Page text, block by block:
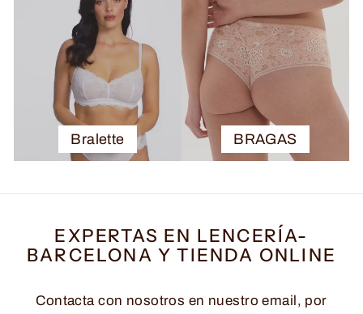
Bralette BRAGAS
EXPERTAS EN LENCERÍA-
BARCELONA Y TIENDA ONLINE
Contacta con nosotros en nuestro email, por